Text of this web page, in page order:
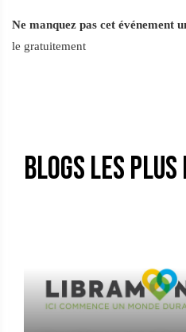
Ne manquez pas cet événement
le gratuitement
Blogs les